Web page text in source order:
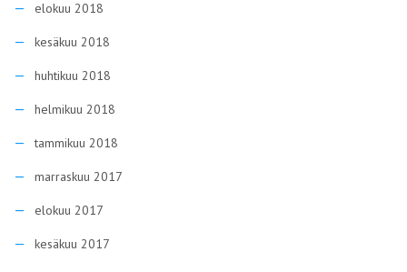
elokuu 2018
kesäkuu 2018
huhtikuu 2018
helmikuu 2018
tammikuu 2018
marraskuu 2017
elokuu 2017
kesäkuu 2017